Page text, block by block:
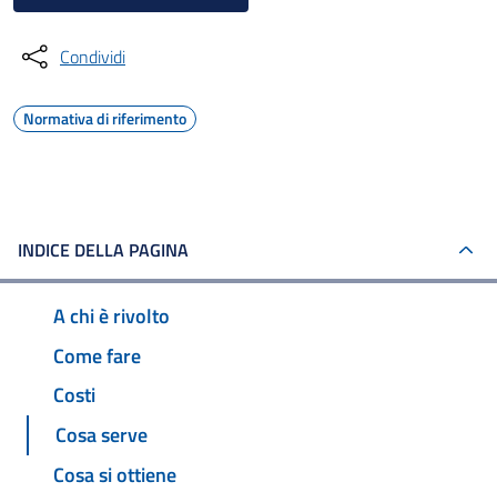
Condividi
Normativa di riferimento
INDICE DELLA PAGINA
A chi è rivolto
Come fare
Costi
Cosa serve
Cosa si ottiene